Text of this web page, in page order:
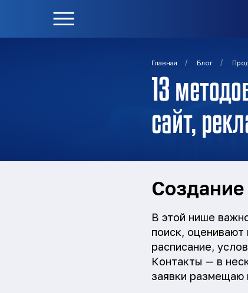
Главная / Блог /
13
сайт,
Создание
В этой нише
поиск,
расписание,
Контакты — в
заявки размещаю